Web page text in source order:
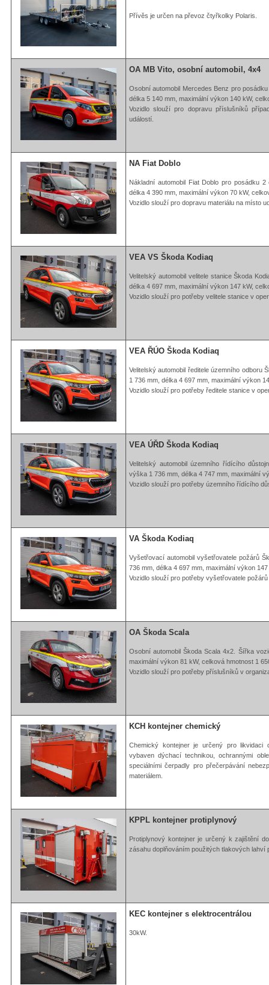
Přívěs je určen na převoz čtyřkolky Polaris.
OA MB Vito, osobní automobil, 4x4
Osobní automobil Mercedes Benz pro
délka 5 140 mm, maximální výkon 140 kW,
Vozidlo slouží pro dopravu příslušníků
událostí.
NA Fiat Doblo
Nákladní automobil Fiat Doblo pro posádku
délka 4 390 mm, maximální výkon 70 kW,
Vozidlo slouží pro dopravu materiálu na místo
VEA VS Škoda Kodiaq
Velitelský automobil velitele stanice Škoda
délka 4 697 mm, maximální výkon 147 kW,
Vozidlo slouží pro potřeby velitele stanice v
VEA ŘÚO Škoda Kodiaq
Velitelský automobil ředitele územního
1 736 mm, délka 4 697 mm, maximální výkon
Vozidlo slouží pro potřeby ředitele stanice v
VEA ÚŘD Škoda Kodiaq
Velitelský automobil územního řídícího
výška 1 736 mm, délka 4 747 mm, maximální
Vozidlo slouží pro potřeby územního řídícího
VA Škoda Kodiaq
Vyšetřovací automobil vyšetřovatele požárů
736 mm, délka 4 697 mm, maximální výkon
Vozidlo slouží pro potřeby vyšetřovatele
OA Škoda Scala
Osobní automobil Škoda Scala 4x2. Šířka
maximální výkon 81 kW, celková hmotnost 1
Vozidlo slouží pro potřeby příslušníků v
KCH kontejner chemický
Chemický kontejner je určený pro likvidaci
vybaven dýchací technikou, ochrannými
speciálními čerpadly pro přečerpávání
materiálem.
KPPL kontejner protiplynový
Protiplynový kontejner je určený k zajištění
zásahu doplňováním použitých tlakových lahví
KEC kontejner s elektrocentrálou
30kW.